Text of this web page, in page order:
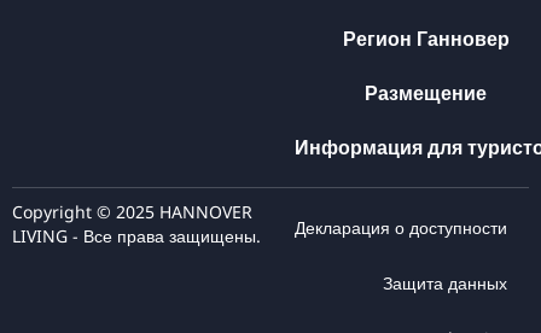
Регион Ганновер
Размещение
Информация для
Copyright © 2025 HANNOVER
LIVING - Все права защищены.
Декларация о доступности
Защита данных